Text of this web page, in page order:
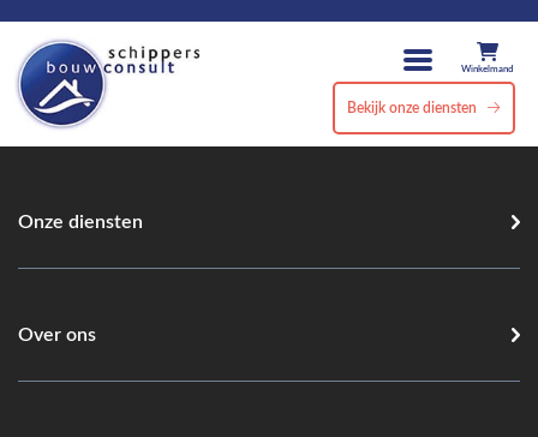
Winkelmand
Bekijk onze diensten
Onze diensten
Over ons